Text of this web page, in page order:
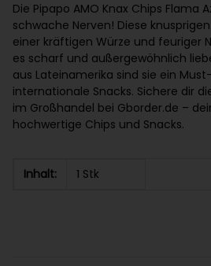
Die Pipapo AMO Knax Chips Flama
schwache Nerven! Diese
einer kräftigen Würze und feuriger
es scharf und außergewöhnlich
aus Lateinamerika sind sie ein
internationale Snacks. Sichere dir
im Großhandel bei Gborder.de –
hochwertige Chips und Snacks.
Inhalt: 1 Stk